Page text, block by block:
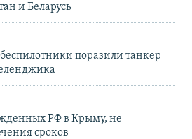
и Беларусь
поразили танкер
РФ в Крыму, не
сроков